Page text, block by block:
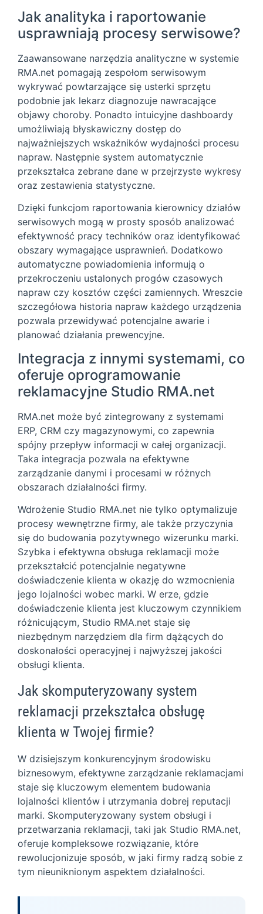
Jak analityka i raportowanie
usprawniają procesy serwisowe?
Zaawansowane narzędzia analityczne w systemie
RMA.net pomagają zespołom serwisowym
wykrywać powtarzające się usterki sprzętu
podobnie jak lekarz diagnozuje nawracające
objawy choroby. Ponadto intuicyjne dashboardy
umożliwiają błyskawiczny dostęp do
najważniejszych wskaźników wydajności procesu
napraw. Następnie system automatycznie
przekształca zebrane dane w przejrzyste wykresy
oraz zestawienia statystyczne.
Dzięki funkcjom raportowania kierownicy działów
serwisowych mogą w prosty sposób analizować
efektywność pracy techników oraz identyfikować
obszary wymagające usprawnień. Dodatkowo
automatyczne powiadomienia informują o
przekroczeniu ustalonych progów czasowych
napraw czy kosztów części zamiennych. Wreszcie
szczegółowa historia napraw każdego urządzenia
pozwala przewidywać potencjalne awarie i
planować działania prewencyjne.
Integracja z innymi systemami, co
oferuje oprogramowanie
reklamacyjne Studio RMA.net
RMA.net może być zintegrowany z systemami
ERP, CRM czy magazynowymi, co zapewnia
spójny przepływ informacji w całej organizacji.
Taka integracja pozwala na efektywne
zarządzanie danymi i procesami w różnych
obszarach działalności firmy.
Wdrożenie Studio RMA.net nie tylko optymalizuje
procesy wewnętrzne firmy, ale także przyczynia
się do budowania pozytywnego wizerunku marki.
Szybka i efektywna obsługa reklamacji może
przekształcić potencjalnie negatywne
doświadczenie klienta w okazję do wzmocnienia
jego lojalności wobec marki. W erze, gdzie
doświadczenie klienta jest kluczowym czynnikiem
różnicującym, Studio RMA.net staje się
niezbędnym narzędziem dla firm dążących do
doskonałości operacyjnej i najwyższej jakości
obsługi klienta.
Jak skomputeryzowany system
reklamacji przekształca obsługę
klienta w Twojej firmie?
W dzisiejszym konkurencyjnym środowisku
biznesowym, efektywne zarządzanie reklamacjami
staje się kluczowym elementem budowania
lojalności klientów i utrzymania dobrej reputacji
marki. Skomputeryzowany system obsługi i
przetwarzania reklamacji, taki jak Studio RMA.net,
oferuje kompleksowe rozwiązanie, które
rewolucjonizuje sposób, w jaki firmy radzą sobie z
tym nieuniknionym aspektem działalności.